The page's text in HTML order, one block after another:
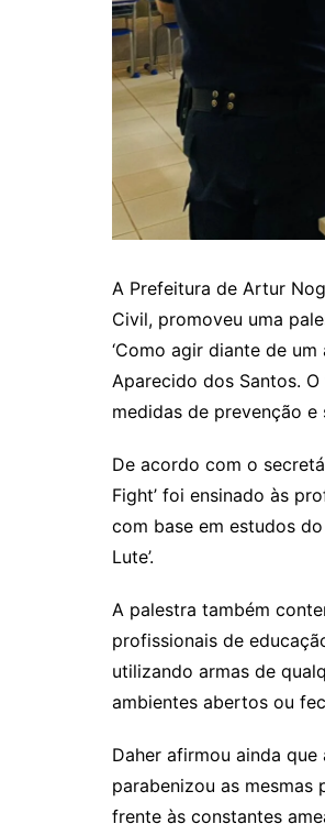
A Prefeitura de Artur
Civil, promoveu uma
‘Como agir diante de
Aparecido dos Santos. O
medidas de prevenção e
De acordo com o
Fight’ foi ensinado às
com base em estudos
Lute’.
A palestra também
profissionais de
utilizando armas de
ambientes abertos ou
Daher afirmou ainda
parabenizou as mesmas
frente às constantes